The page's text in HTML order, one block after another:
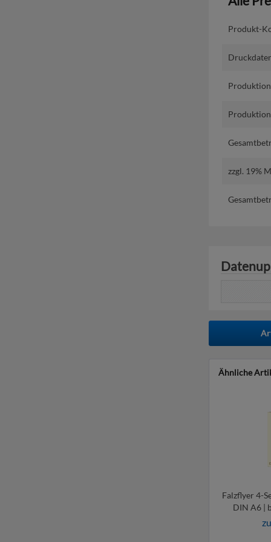
Produkt-
zzgl. 19%
Ähnliche
Falzflyer 4-
DIN A6 |